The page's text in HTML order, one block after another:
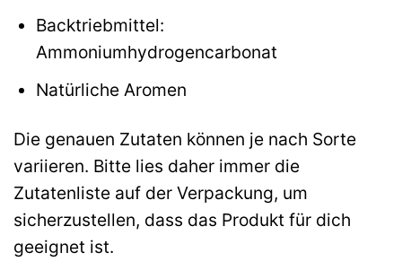
Backtriebmittel:
Ammoniumhydrogencarbonat
Natürliche Aromen
Die genauen Zutaten können je nach Sorte
variieren. Bitte lies daher immer die
Zutatenliste auf der Verpackung, um
sicherzustellen, dass das Produkt für dich
geeignet ist.